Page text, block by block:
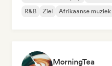
R&B
Ziel Afrikaanse muziek
MorningTea